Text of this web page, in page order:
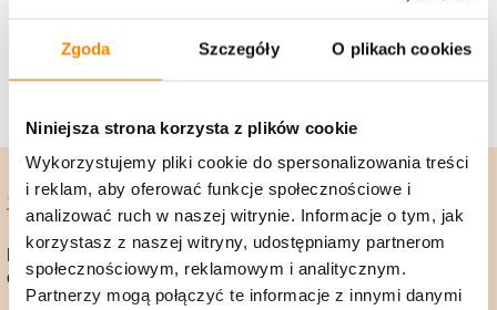
Zgoda Szczegóły O plikach cookies
Niniejsza strona korzysta z plików cookie
Wykorzystujemy pliki cookie do spersonalizowania treści
i reklam, aby oferować funkcje społecznościowe i
analizować ruch w naszej witrynie. Informacje o tym, jak
korzystasz z naszej witryny, udostępniamy partnerom
społecznościowym, reklamowym i analitycznym.
Partnerzy mogą połączyć te informacje z innymi danymi
Bezpieczna
dostawa!
Zamów, a my wyślemy
towar w 24h!